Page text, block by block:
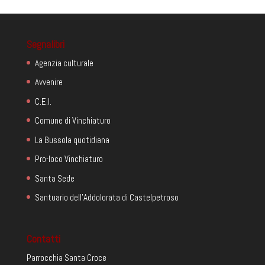
Segnalibri
Agenzia culturale
Avvenire
C.E.I.
Comune di Vinchiaturo
La Bussola quotidiana
Pro-loco Vinchiaturo
Santa Sede
Santuario dell'Addolorata di Castelpetroso
Contatti
Parrocchia Santa Croce